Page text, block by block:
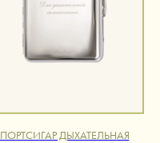
ПОРТСИГАР ДЫХАТЕЛЬНАЯ